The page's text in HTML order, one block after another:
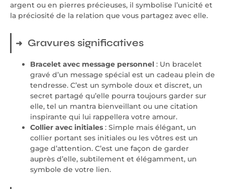
argent ou en pierres précieuses, il symbolise l’unicité et
la préciosité de la relation que vous partagez avec elle.
Gravures significatives
Bracelet avec message personnel : Un bracelet
gravé d’un message spécial est un cadeau plein de
tendresse. C’est un symbole doux et discret, un
secret partagé qu’elle pourra toujours garder sur
elle, tel un mantra bienveillant ou une citation
inspirante qui lui rappellera votre amour.
Collier avec initiales : Simple mais élégant, un
collier portant ses initiales ou les vôtres est un
gage d’attention. C’est une façon de garder
auprès d’elle, subtilement et élégamment, un
symbole de votre lien.